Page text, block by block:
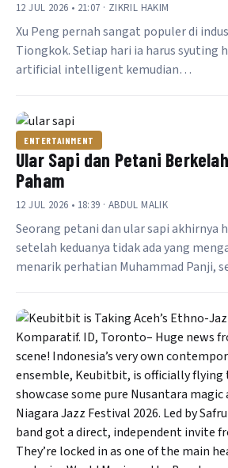
12 JUL 2026 • 21:07 · ZIKRIL HAKIM
Xu Peng pernah sangat populer di
Tiongkok. Setiap hari ia harus syuting
artificial intelligent kemudian…
ENTERTAINMENT
Ular Sapi dan Petani
Paham
12 JUL 2026 • 18:39 · ABDUL MALIK
Seorang petani dan ular sapi akhirnya
setelah keduanya tidak ada yang
menarik perhatian Muhammad Panji,